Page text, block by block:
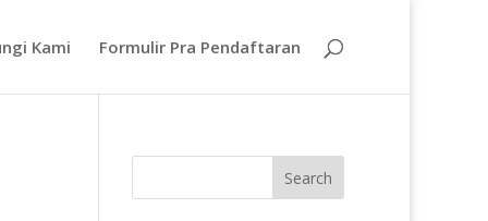
Kami Formulir Pra Pendaftaran